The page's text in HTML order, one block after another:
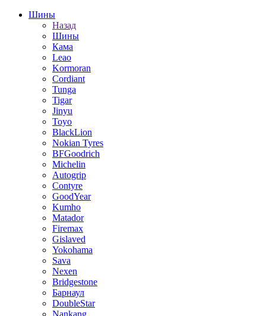
Шины
Назад
Шины
Кама
Leao
Kormoran
Cordiant
Tunga
Tigar
Jinyu
Toyo
BlackLion
Nokian Tyres
BFGoodrich
Michelin
Autogrip
Contyre
GoodYear
Kumho
Matador
Firemax
Gislaved
Yokohama
Sava
Nexen
Bridgestone
Барнаул
DoubleStar
Nankang